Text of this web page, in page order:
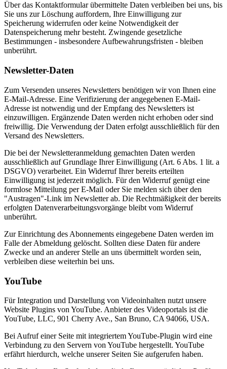
Über das Kontaktformular übermittelte Daten verbleiben bei uns, bis
Sie uns zur Löschung auffordern, Ihre Einwilligung zur
Speicherung widerrufen oder keine Notwendigkeit der
Datenspeicherung mehr besteht. Zwingende gesetzliche
Bestimmungen - insbesondere Aufbewahrungsfristen - bleiben
unberührt.
Newsletter-Daten
Zum Versenden unseres Newsletters benötigen wir von Ihnen eine
E-Mail-Adresse. Eine Verifizierung der angegebenen E-Mail-
Adresse ist notwendig und der Empfang des Newsletters ist
einzuwilligen. Ergänzende Daten werden nicht erhoben oder sind
freiwillig. Die Verwendung der Daten erfolgt ausschließlich für den
Versand des Newsletters.
Die bei der Newsletteranmeldung gemachten Daten werden
ausschließlich auf Grundlage Ihrer Einwilligung (Art. 6 Abs. 1 lit. a
DSGVO) verarbeitet. Ein Widerruf Ihrer bereits erteilten
Einwilligung ist jederzeit möglich. Für den Widerruf genügt eine
formlose Mitteilung per E-Mail oder Sie melden sich über den
"Austragen"-Link im Newsletter ab. Die Rechtmäßigkeit der bereits
erfolgten Datenverarbeitungsvorgänge bleibt vom Widerruf
unberührt.
Zur Einrichtung des Abonnements eingegebene Daten werden im
Falle der Abmeldung gelöscht. Sollten diese Daten für andere
Zwecke und an anderer Stelle an uns übermittelt worden sein,
verbleiben diese weiterhin bei uns.
YouTube
Für Integration und Darstellung von Videoinhalten nutzt unsere
Website Plugins von YouTube. Anbieter des Videoportals ist die
YouTube, LLC, 901 Cherry Ave., San Bruno, CA 94066, USA.
Bei Aufruf einer Seite mit integriertem YouTube-Plugin wird eine
Verbindung zu den Servern von YouTube hergestellt. YouTube
erfährt hierdurch, welche unserer Seiten Sie aufgerufen haben.